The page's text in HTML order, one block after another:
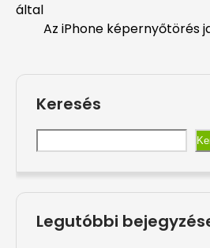
navigation
által
Az iPhone képernyőtörés
Keresés
Legutóbbi